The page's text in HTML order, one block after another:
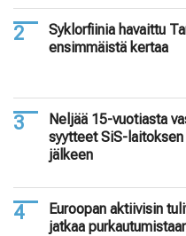
Syklorfiinia havaittu
ensimmäistä kertaa
Neljää 15-vuotiasta
syytteet SiS-
jälkeen
Euroopan aktiivisin
jatkaa